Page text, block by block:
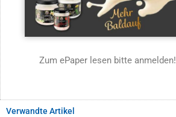
Zum ePaper lesen bitte anmelden!
Verwandte Artikel